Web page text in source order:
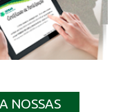
NOSSAS